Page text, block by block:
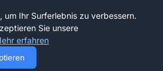
Aktivitäten für Familien: Ideen für
um Ihr Surferlebnis zu verbessern.
Sie unsere
erfahren